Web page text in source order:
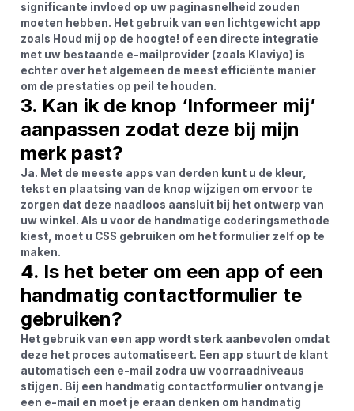
significante invloed op uw paginasnelheid zouden
moeten hebben. Het gebruik van een lichtgewicht app
zoals Houd mij op de hoogte! of een directe integratie
met uw bestaande e-mailprovider (zoals Klaviyo) is
echter over het algemeen de meest efficiënte manier
om de prestaties op peil te houden.
3. Kan ik de knop ‘Informeer mij’
aanpassen zodat deze bij mijn
merk past?
Ja. Met de meeste apps van derden kunt u de kleur,
tekst en plaatsing van de knop wijzigen om ervoor te
zorgen dat deze naadloos aansluit bij het ontwerp van
uw winkel. Als u voor de handmatige coderingsmethode
kiest, moet u CSS gebruiken om het formulier zelf op te
maken.
4. Is het beter om een ​​app of een
handmatig contactformulier te
gebruiken?
Het gebruik van een app wordt sterk aanbevolen omdat
deze het proces automatiseert. Een app stuurt de klant
automatisch een e-mail zodra uw voorraadniveaus
stijgen. Bij een handmatig contactformulier ontvang je
een e-mail en moet je eraan denken om handmatig